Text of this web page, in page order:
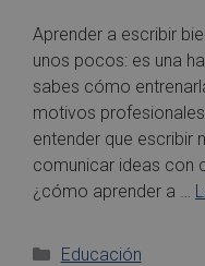
Aprender a escribir
unos pocos: es una
sabes cómo
motivos
entender que escribir
comunicar ideas con
¿cómo aprender a …
Educación